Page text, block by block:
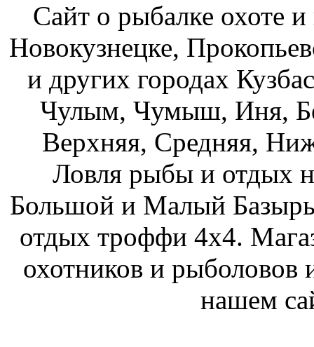
Сайт о рыбалке охоте
Новокузнецке,
и других городах
Чулым, Чумыш, Иня,
Верхняя, Средняя,
Ловля рыбы и отдых
Большой и Малый
отдых троффи 4х4.
охотников и рыболовов
нашем